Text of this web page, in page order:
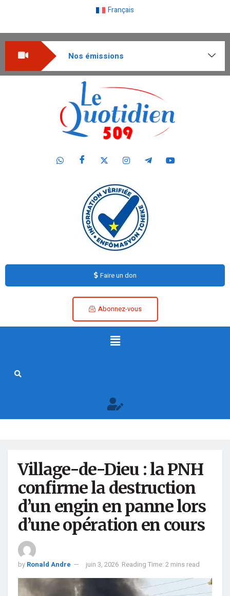
Français
Nos émissions
Faire un don
Abonnez-vous
Village-de-Dieu : la PNH
confirme la destruction
d’un engin en panne lors
d’une opération en cours
by Ronald Andre juin 3, 2026 Reading Time: 2 mins read